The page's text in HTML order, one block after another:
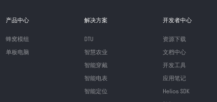
产品中心
蜂窝模组
单板电脑
解决方案
DTU
智慧农业
智能穿戴
智能电表
智能定位
开发者中心
资源下载
文档中心
开发工具
应用笔记
Helios SDK